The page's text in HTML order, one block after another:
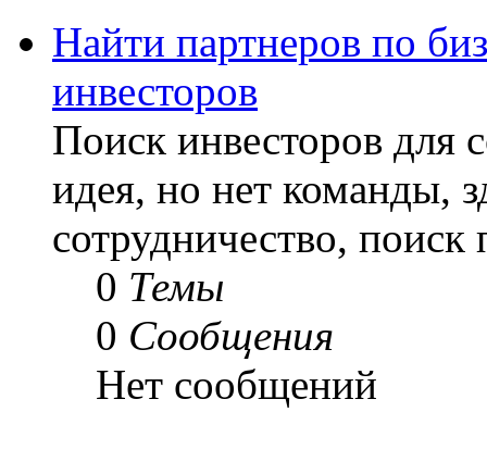
Найти партнеров по
инвесторов
Поиск инвесторов для
идея, но нет команды,
сотрудничество, поиск
0 Темы
0 Сообщения
Нет сообщений